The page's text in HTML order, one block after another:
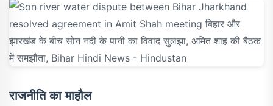
राजनीति का माहौल